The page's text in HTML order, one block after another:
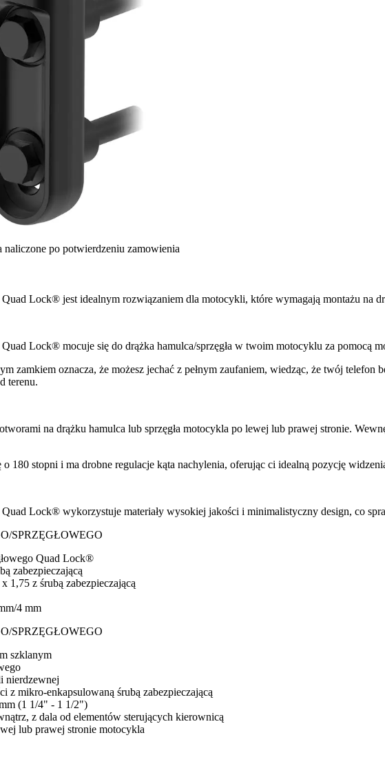
naliczone po potwierdzeniu zamowienia
Lock® jest idealnym rozwiązaniem dla motocykli, które wymagają montażu na
Lock® mocuje się do drążka hamulca/sprzęgła w twoim motocyklu za pomocą
zamkiem oznacza, że możesz jechać z pełnym zaufaniem, wiedząc, że twój
terenu.
na drążku hamulca lub sprzęgła motocykla po lewej lub prawej stronie.
180 stopni i ma drobne regulacje kąta nachylenia, oferując ci idealną pozycję
Lock® wykorzystuje materiały wysokiej jakości i minimalistyczny design, co
SPRZĘGŁOWEGO
Quad Lock®
zabezpieczającą
1,75 z śrubą zabezpieczającą
4 mm
SPRZĘGŁOWEGO
szklanym
nierdzewnej
z mikro-enkapsulowaną śrubą zabezpieczającą
(1 1/4" - 1 1/2")
z dala od elementów sterujących kierownicą
lub prawej stronie motocykla